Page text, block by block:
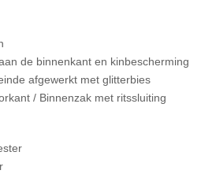
de binnenkant en kinbescherming
afgewerkt met glitterbies
/ Binnenzak met ritssluiting